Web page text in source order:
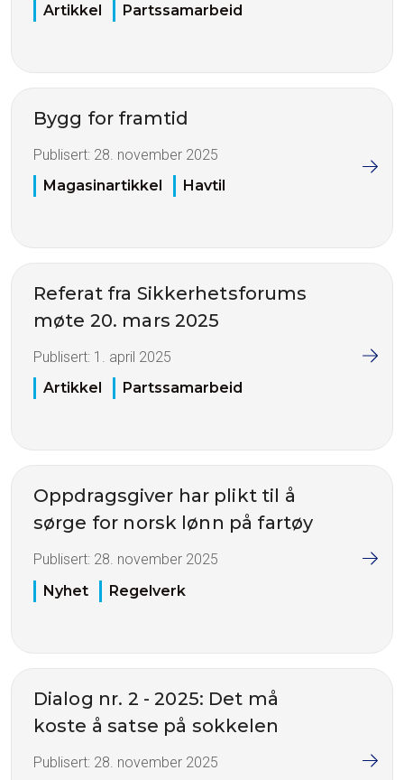
Artikkel
Partssamarbeid
Bygg for framtid
Publisert: 28. november 2025
Magasinartikkel
Havtil
Referat fra Sikkerhetsforums
møte 20. mars 2025
Publisert: 1. april 2025
Artikkel
Partssamarbeid
Oppdragsgiver har plikt til å
sørge for norsk lønn på fartøy
Publisert: 28. november 2025
Nyhet
Regelverk
Dialog nr. 2 - 2025: Det må
koste å satse på sokkelen
Publisert: 28. november 2025